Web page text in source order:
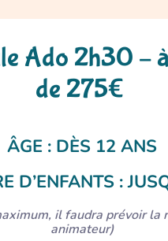
Ado 2h30 –
de 275€
ÂGE : DÈS 12 ANS
D’ENFANTS :
il faudra prévoir la
animateur)